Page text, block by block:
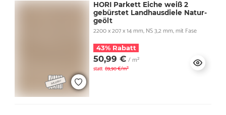
HORI Parkett Eiche weiß 2
gebürstet Landhausdiele Natur-
geölt
2200 x 207 x 14 mm, NS 3,2 mm, mit Fase
43% Rabatt
50,99 € / m²
statt 89,90 €/m²